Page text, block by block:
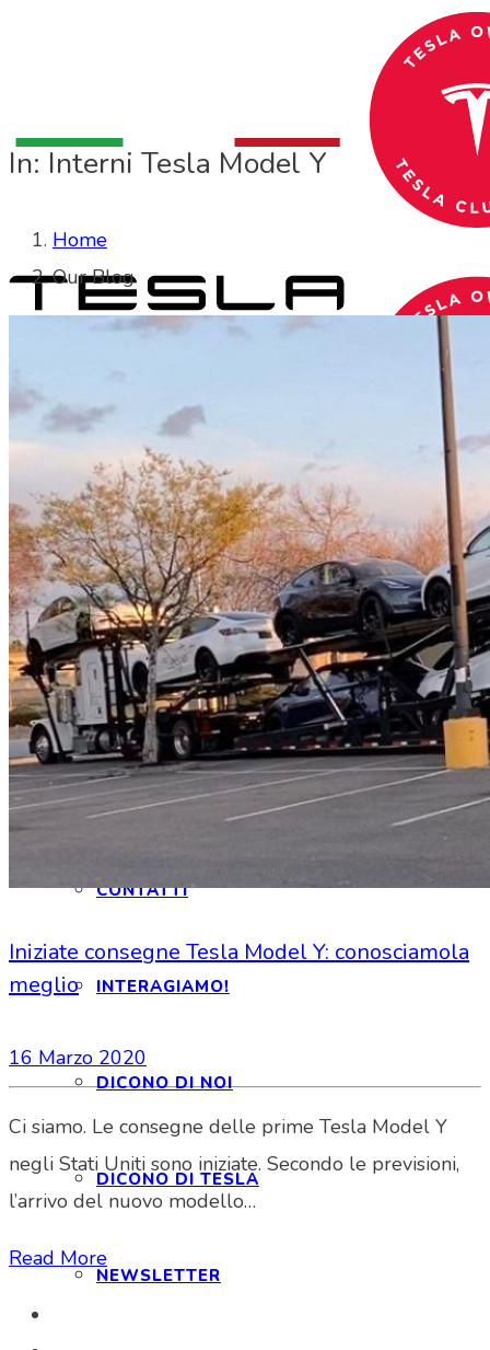
HOME
CHI SIAMO
CHI SIAMO
CONTATTI
INTERAGIAMO!
DICONO DI NOI
DICONO DI TESLA
NEWSLETTER
In: Interni Tesla Model Y
Home
Our Blog
Iniziate consegne Tesla Model Y: conosciamola
meglio
16 Marzo 2020
Ci siamo. Le consegne delle prime Tesla Model Y
negli Stati Uniti sono iniziate. Secondo le previsioni,
l’arrivo del nuovo modello…
Read More